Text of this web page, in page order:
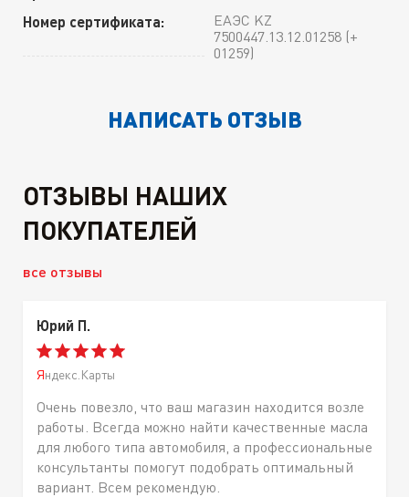
Номер сертификата:
ЕАЭС KZ
7500447.13.12.01258 (+
01259)
НАПИСАТЬ ОТЗЫВ
ОТЗЫВЫ НАШИХ
ПОКУПАТЕЛЕЙ
все отзывы
Юрий П.
Яндекс.Карты
Очень повезло, что ваш магазин находится возле
работы. Всегда можно найти качественные масла
для любого типа автомобиля, а профессиональные
консультанты помогут подобрать оптимальный
вариант. Всем рекомендую.